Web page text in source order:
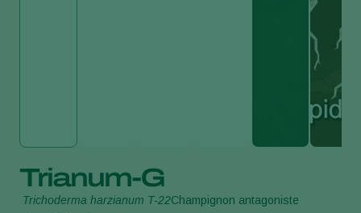
Trianum-G
Trichoderma harzianum T-22Champignon antagoniste